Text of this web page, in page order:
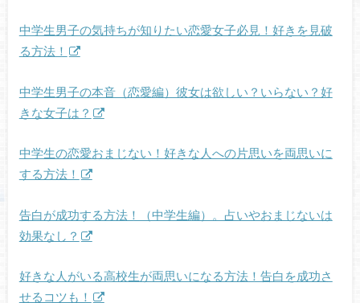
中学生男子の気持ちが知りたい恋愛女子必見！好きを見破
る方法！
中学生男子の本音（恋愛編）彼女は欲しい？いらない？好
きな女子は？
中学生の恋愛おまじない！好きな人への片思いを両思いに
する方法！
告白が成功する方法！（中学生編）。占いやおまじないは
効果なし？
好きな人がいる高校生が両思いになる方法！告白を成功さ
せるコツも！